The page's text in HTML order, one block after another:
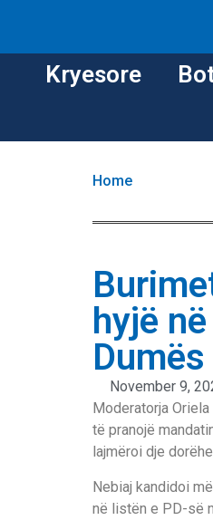
Kryesore
Home
hyjë
Dumës
November 9,
Moderatorja
të pranojë
lajmëroi dje
Nebiaj kandidoi
në listën e PD-së